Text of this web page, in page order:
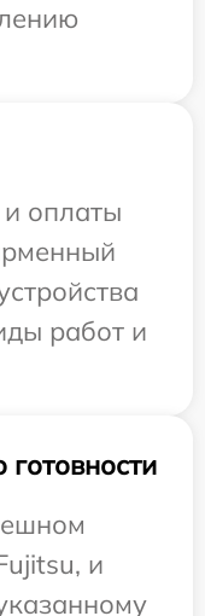
оплаты
работ и
и